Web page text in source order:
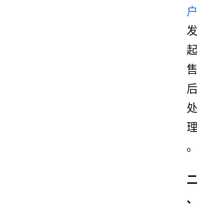
户
发
起
售
后
处
理
。
二
、